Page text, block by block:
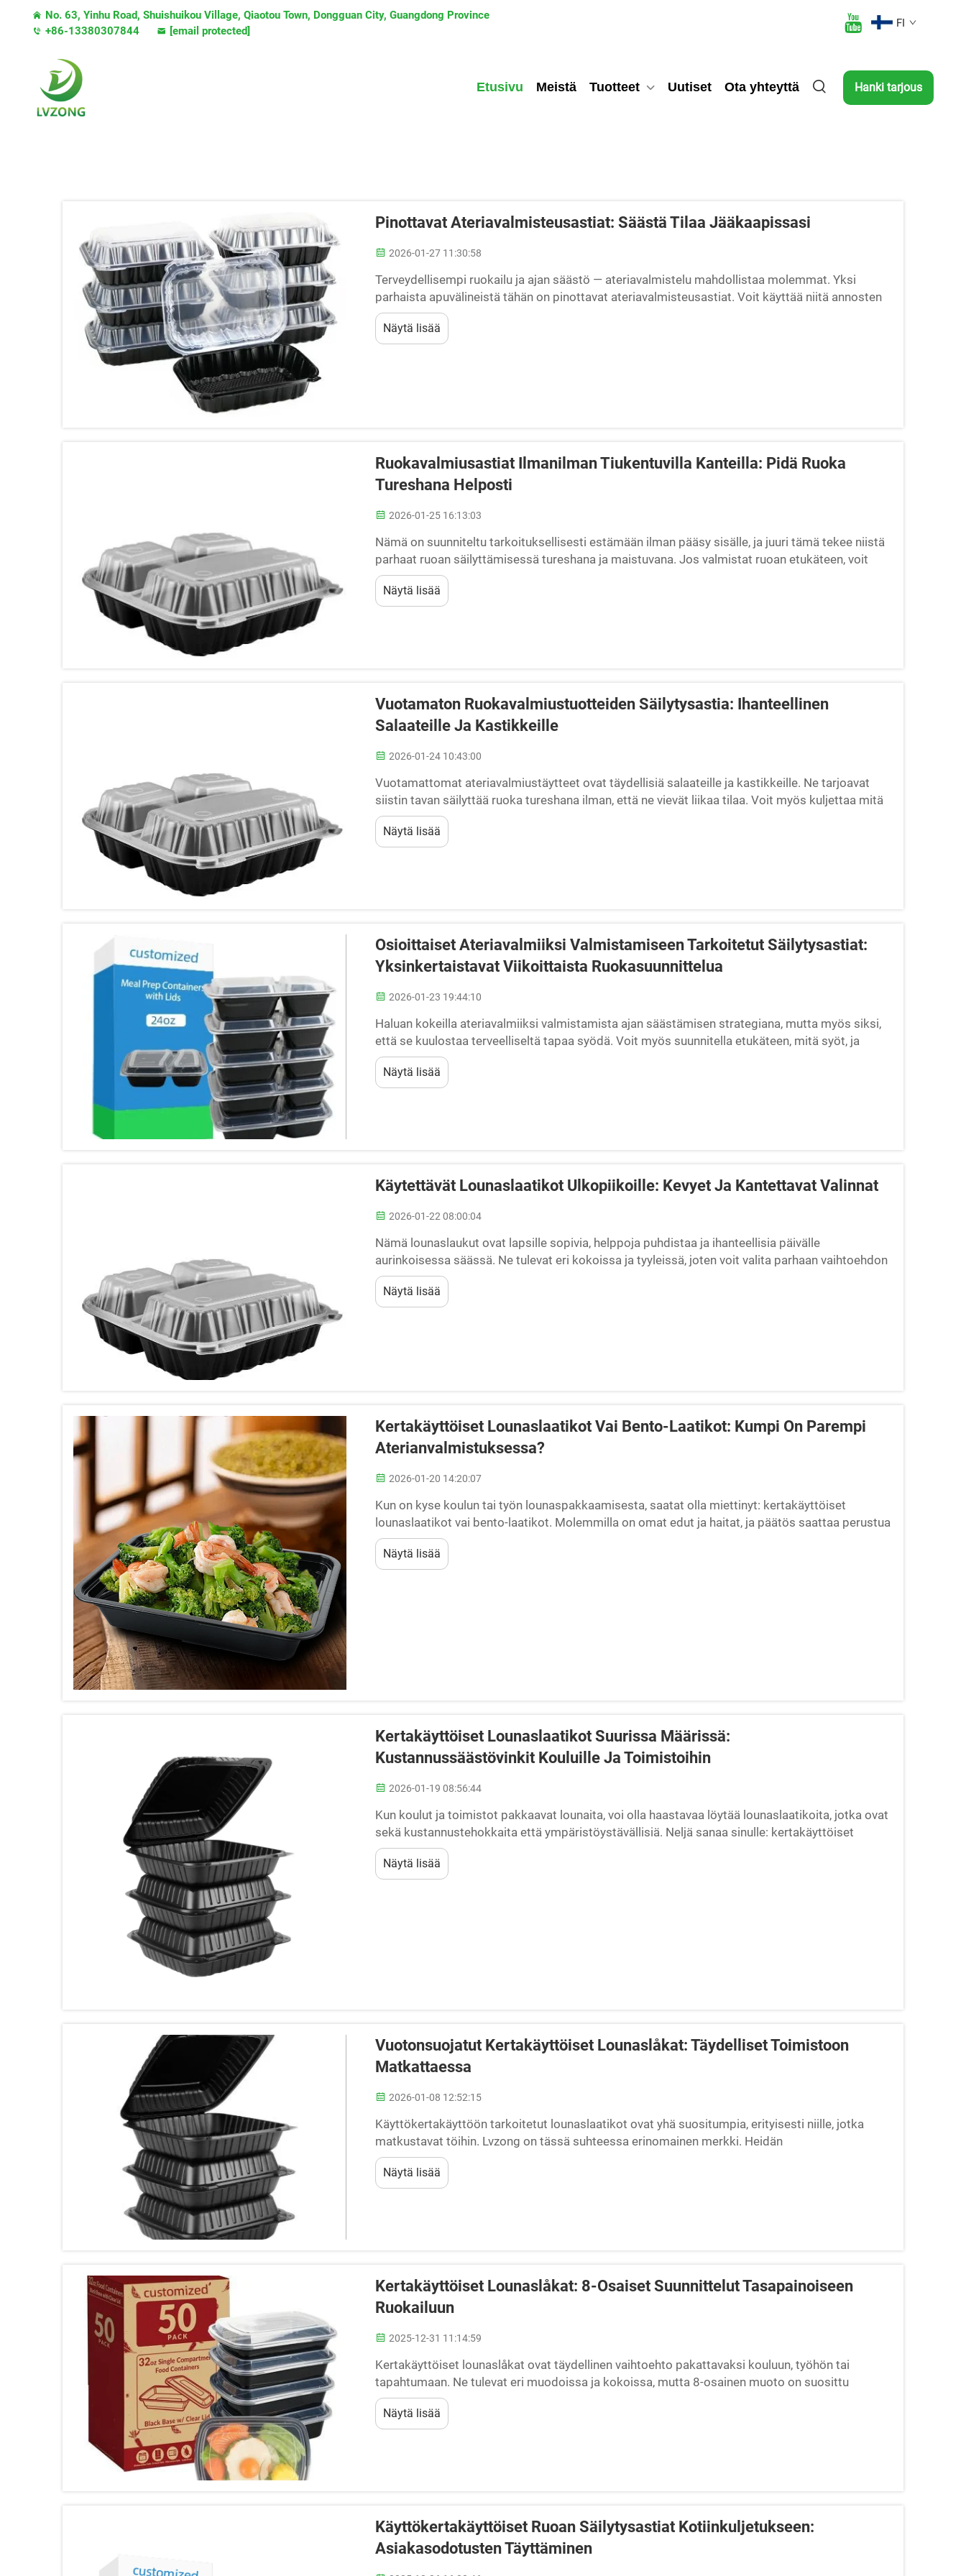
No. 63, Yinhu Road, Shuishuikou Village, Qiaotou Town, Dongguan City, Guangdong Province
+86-13380307844
[email protected]
FI
Etusivu Meistä Tuotteet Uutiset Ota yhteyttä Hanki tarjous
Pinottavat Ateriavalmisteusastiat: Säästä Tilaa Jääkaapissasi
2026-01-27 11:30:58
Terveydellisempi ruokailu ja ajan säästö — ateriavalmistelu mahdollistaa molemmat. Yksi
parhaista apuvälineistä tähän on pinottavat ateriavalmisteusastiat. Voit käyttää niitä annosten
jakamiseen ja säilyttää jokaisen aterian omassa astiassaan. Voit pinota ne toistensa päälle...
Näytä lisää
Ruokavalmiusastiat Ilmanilman Tiukentuvilla Kanteilla: Pidä Ruoka
Tureshana Helposti
2026-01-25 16:13:03
Nämä on suunniteltu tarkoituksellisesti estämään ilman pääsy sisälle, ja juuri tämä tekee niistä
parhaat ruoan säilyttämisessä tureshana ja maistuvana. Jos valmistat ruoan etukäteen, voit
säästää rahaa ja aikaa viikon aikana. Miksi käyttää ilmanilman tiukentuvia ruokavalmiusastioita?
Ilmanilman tiukentuvat ruokavalmiusastiat...
Näytä lisää
Vuotamaton Ruokavalmiustuotteiden Säilytysastia: Ihanteellinen
Salaateille Ja Kastikkeille
2026-01-24 10:43:00
Vuotamattomat ateriavalmiustäytteet ovat täydellisiä salaateille ja kastikkeille. Ne tarjoavat
siistin tavan säilyttää ruoka tureshana ilman, että ne vievät liikaa tilaa. Voit myös kuljettaa mitä
tahansa ruokaa tai välipalaa ilman vuotoja kouluun, työpaikalle tai piknikille. Oikeilla
säilytysastioilla...
Näytä lisää
Osioittaiset Ateriavalmiiksi Valmistamiseen Tarkoitetut Säilytysastiat:
Yksinkertaistavat Viikoittaista Ruokasuunnittelua
2026-01-23 19:44:10
Haluan kokeilla ateriavalmiiksi valmistamista ajan säästämisen strategiana, mutta myös siksi,
että se kuulostaa terveelliseltä tapaa syödä. Voit myös suunnitella etukäteen, mitä syöt, ja
välttää epäterveellisiä välipaloja, kun sinulla on omat ateriasi käytettävissäsi. Se on vieläkin
helpompaa, jos käytät ateriavalmiiksi valmistamiseen tarkoitettuja säilytysastioita...
Näytä lisää
Käytettävät Lounaslaatikot Ulkopiikoille: Kevyet Ja Kantettavat Valinnat
2026-01-22 08:00:04
Nämä lounaslaukut ovat lapsille sopivia, helppoja puhdistaa ja ihanteellisia päivälle
aurinkoisessa säässä. Ne tulevat eri kokoissa ja tyyleissä, joten voit valita parhaan vaihtoehdon
piknisiin tarpeisiisi. Olipa kyseessä voileivät, hedelmät tai välipalat, nämä lounaslaukut tekevät
siitä h...
Näytä lisää
Kertakäyttöiset Lounaslaatikot Vai Bento-Laatikot: Kumpi On Parempi
Aterianvalmistuksessa?
2026-01-20 14:20:07
Kun on kyse koulun tai työn lounaspakkaamisesta, saatat olla miettinyt: kertakäyttöiset
lounaslaatikot vai bento-laatikot. Molemmilla on omat edut ja haitat, ja päätös saattaa perustua
erilaisiin näkökohtiin. Muoviset tai pahvilaatikot fo...
Näytä lisää
Kertakäyttöiset Lounaslaatikot Suurissa Määrissä:
Kustannussäästövinkit Kouluille Ja Toimistoihin
2026-01-19 08:56:44
Kun koulut ja toimistot pakkaavat lounaita, voi olla haastavaa löytää lounaslaatikoita, jotka ovat
sekä kustannustehokkaita että ympäristöystävällisiä. Neljä sanaa sinulle: kertakäyttöiset
lounaslaatikot. Mikäli kertakäyttöisten lounaslaatikoiden ostamisesta suurissa määrissä...
Näytä lisää
Vuotonsuojatut Kertakäyttöiset Lounaslåkat: Täydelliset Toimistoon
Matkattaessa
2026-01-08 12:52:15
Käyttökertakäyttöön tarkoitetut lounaslaatikot ovat yhä suositumpia, erityisesti niille, jotka
matkustavat töihin. Lvzong on tässä suhteessa erinomainen merkki. Heidän
kertakäyttölaatikkonsa tekevät kaiken niin käteväksi, ja ne ovat ruokailulle KAKSINKERTAISESTI
TURVALLISIA....
Näytä lisää
Kertakäyttöiset Lounaslåkat: 8-Osaiset Suunnittelut Tasapainoiseen
Ruokailuun
2025-12-31 11:14:59
Kertakäyttöiset lounaslåkat ovat täydellinen vaihtoehto pakattavaksi kouluun, työhön tai
tapahtumaan. Ne tulevat eri muodoissa ja kokoissa, mutta 8-osainen muoto on suosittu
vaihtoehto. Nämä moniosaiset lounaslåkät auttavat pitämään eri ruoat erillään, ja ne...
Näytä lisää
Käyttökertakäyttöiset Ruoan Säilytysastiat Kotiinkuljetukseen:
Asiakasodotusten Täyttäminen